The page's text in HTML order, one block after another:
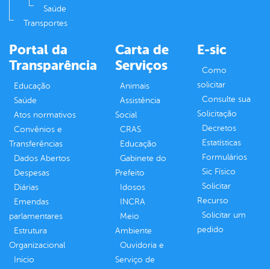
Saúde
Transportes
Portal da
Transparência
Educação
Saúde
Atos normativos
Convênios e
Transferências
Dados Abertos
Despesas
Diárias
Emendas
parlamentares
Estrutura
Organizacional
Inicio
Carta de
Serviços
Animais
Assistência
Social
CRAS
Educação
Gabinete do
Prefeito
Idosos
INCRA
Meio
Ambiente
Ouvidoria e
Serviço de
E-sic
Como
solicitar
Consulte sua
Solicitação
Decretos
Estatísticas
Formulários
Sic Físico
Solicitar
Recurso
Solicitar um
pedido